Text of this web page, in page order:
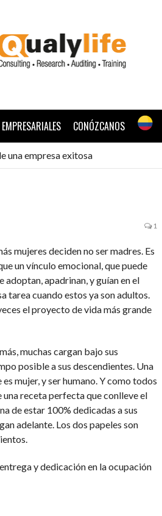
CONÓZCANOS
una empresa exitosa
1
mujeres deciden no ser madres. Es
un vínculo emocional, que puede
adoptan, apadrinan, y guían en el
tarea cuando estos ya son adultos.
el proyecto de vida más grande
muchas cargan bajo sus
posible a sus descendientes. Una
mujer, y ser humano. Y como todos
una receta perfecta que conlleve el
de estar 100% dedicadas a sus
adelante. Los dos papeles son
y dedicación en la ocupación